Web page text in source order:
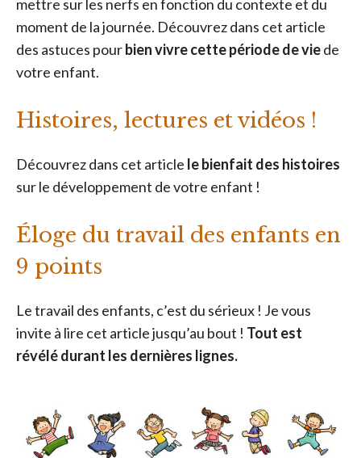
mettre sur les nerfs en fonction du contexte et du
moment de la journée. Découvrez dans cet article
des astuces pourbien vivre cette période de viede
votre enfant.
Histoires, lectures et vidéos !
Découvrez dans cet article le bienfait des histoires
sur le développement de votre enfant !
Éloge du travail des enfants en
9 points
Le travail des enfants, c’est du sérieux ! Je vous
invite à lire cet article jusqu’au bout ! Tout est
révélé durant les dernières lignes.